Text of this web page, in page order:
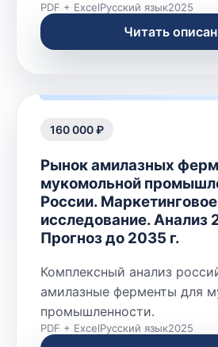
PDF + ExcelРусский язык2025
Читать
160 000 ₽
Рынок амилазных
мукомольной
России. Маркетинговое
исследование. Анализ
Прогноз до 2035 г.
Комплексный анализ
амилазные ферменты для
промышленности.
PDF + ExcelРусский язык2025